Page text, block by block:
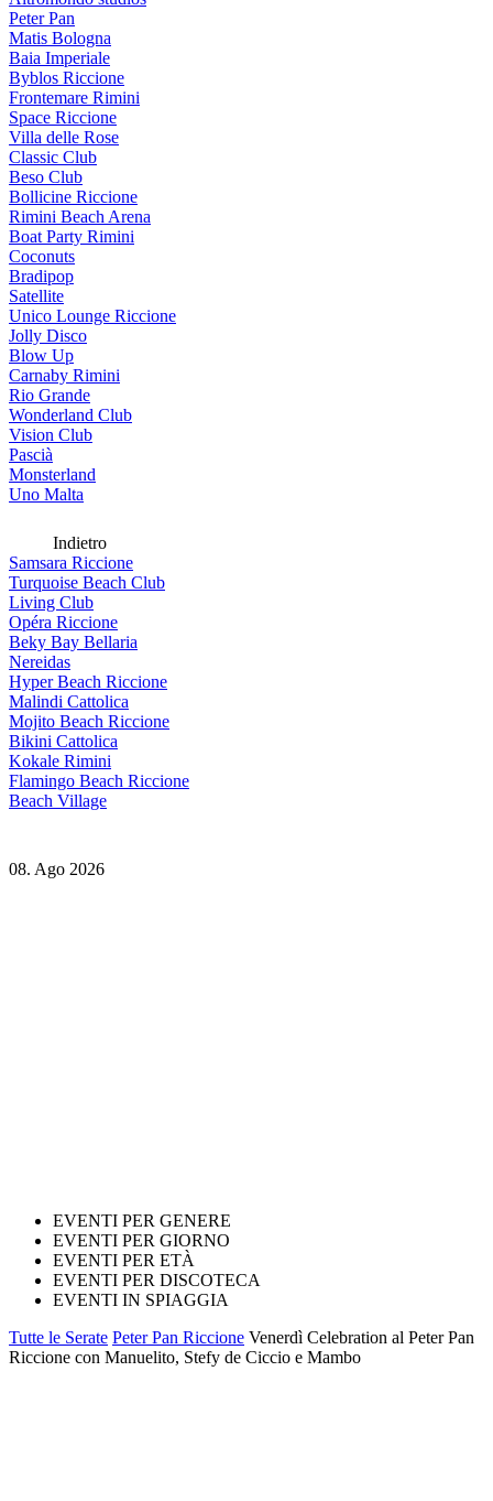
Peter Pan
Matis Bologna
Baia Imperiale
Byblos Riccione
Frontemare Rimini
Space Riccione
Villa delle Rose
Classic Club
Beso Club
Bollicine Riccione
Rimini Beach Arena
Boat Party Rimini
Coconuts
Bradipop
Satellite
Unico Lounge Riccione
Jolly Disco
Blow Up
Carnaby Rimini
Rio Grande
Wonderland Club
Vision Club
Pascià
Monsterland
Uno Malta
Indietro
Samsara Riccione
Turquoise Beach Club
Living Club
Opéra Riccione
Beky Bay Bellaria
Nereidas
Hyper Beach Riccione
Malindi Cattolica
Mojito Beach Riccione
Bikini Cattolica
Kokale Rimini
Flamingo Beach Riccione
Beach Village
08. Ago 2026
EVENTI PER GENERE
EVENTI PER GIORNO
EVENTI PER ETÀ
EVENTI PER DISCOTECA
EVENTI IN SPIAGGIA
Tutte le Serate Peter Pan Riccione Venerdì Celebration al Peter Pan
Riccione con Manuelito, Stefy de Ciccio e Mambo